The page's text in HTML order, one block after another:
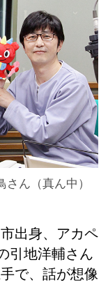
ん（真ん中）
出身、アカペ
引地洋輔さん
で、話が想像